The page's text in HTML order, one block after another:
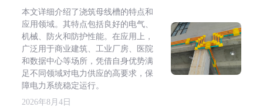
本文详细介绍了浇筑母线槽的特点和
应用领域。其特点包括良好的电气、
机械、防火和防护性能。在应用上，
广泛用于商业建筑、工业厂房、医院
和数据中心等场所，凭借自身优势满
足不同领域对电力供应的高要求，保
障电力系统稳定运行。
2026年8月4日